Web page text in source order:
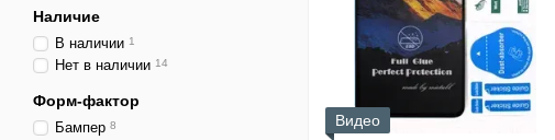
Видео
Наличие
В наличии 1
Нет в наличии 14
Форм-фактор
Бампер 8